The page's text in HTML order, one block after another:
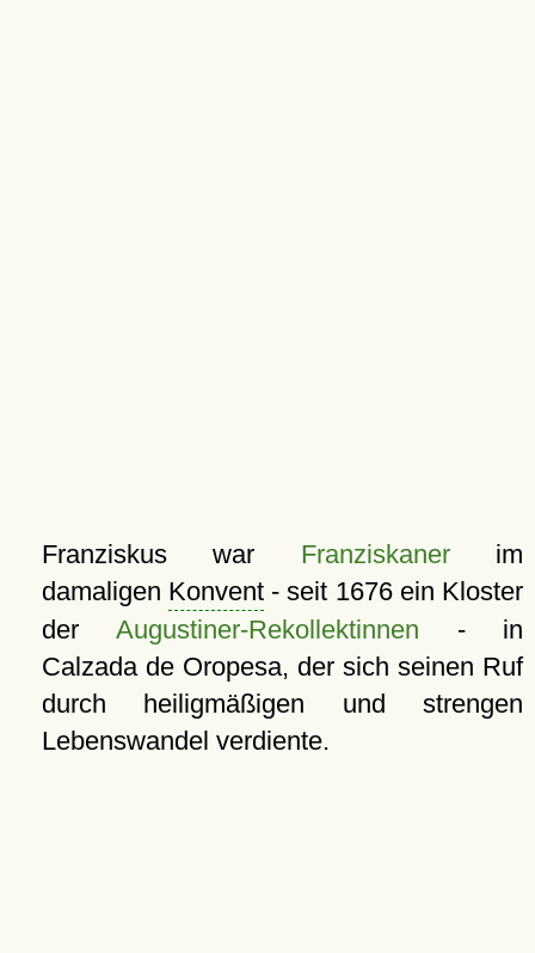
Franziskus war Franziskanerim
damaligen Konvent - seit 1676 ein Kloster
derAugustiner-Rekollektinnen - in
Calzada de Oropesa, der sich seinen Ruf
durch heiligmäßigen und strengen
Lebenswandel verdiente.